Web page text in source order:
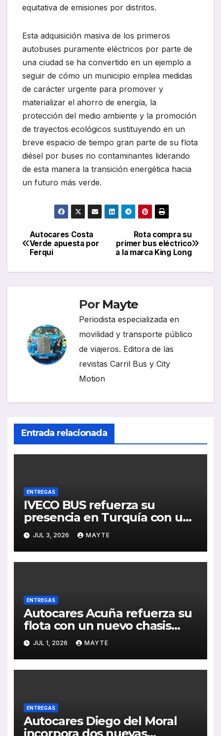
equitativa de emisiones por distritos.
Esta adquisición masiva de los primeros
autobuses puramente eléctricos por parte de
una ciudad se ha convertido en un ejemplo a
seguir de cómo un municipio emplea medidas
de carácter urgente para promover y
materializar el ahorro de energía, la
protección del medio ambiente y la promoción
de trayectos ecológicos sustituyendo en un
breve espacio de tiempo gran parte de su flota
diésel por buses no contaminantes liderando
de esta manera la transición energética hacia
un futuro más verde.
Navegación
de
Rota compra su
primer bus eléctrico
a la marca King Long
Autocares Costa
Verde apuesta por
Ferqui
Por Mayte
Periodista especializada en
movilidad y transporte público
de viajeros. Editora de las
revistas Carril Bus y City
Motion
Entrada relacionada
ENTREGAS
IVECO BUS refuerza su
presencia en Turquía con un
pedido de 20 autobuses
articulados STREETWAY
JUL 3, 2026 MAYTE
ENTREGAS
Autocares Acuña refuerza su
flota con un nuevo chasis
Mercedes-Benz de última
generación
JUL 1, 2026 MAYTE
ENTREGAS
Autocares Diego del Moral